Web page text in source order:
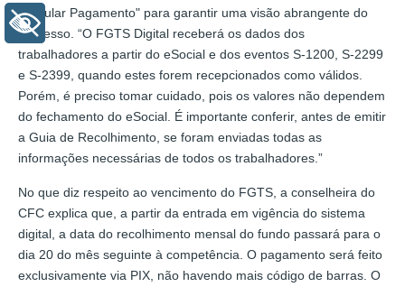
"Simular Pagamento" para garantir uma visão abrangente do
processo. “O FGTS Digital receberá os dados dos
trabalhadores a partir do eSocial e dos eventos S-1200, S-2299
e S-2399, quando estes forem recepcionados como válidos.
Porém, é preciso tomar cuidado, pois os valores não dependem
do fechamento do eSocial. É importante conferir, antes de emitir
a Guia de Recolhimento, se foram enviadas todas as
informações necessárias de todos os trabalhadores.”
No que diz respeito ao vencimento do FGTS, a conselheira do
CFC explica que, a partir da entrada em vigência do sistema
digital, a data do recolhimento mensal do fundo passará para o
dia 20 do mês seguinte à competência. O pagamento será feito
exclusivamente via PIX, não havendo mais código de barras. O
+ Acessibilidade